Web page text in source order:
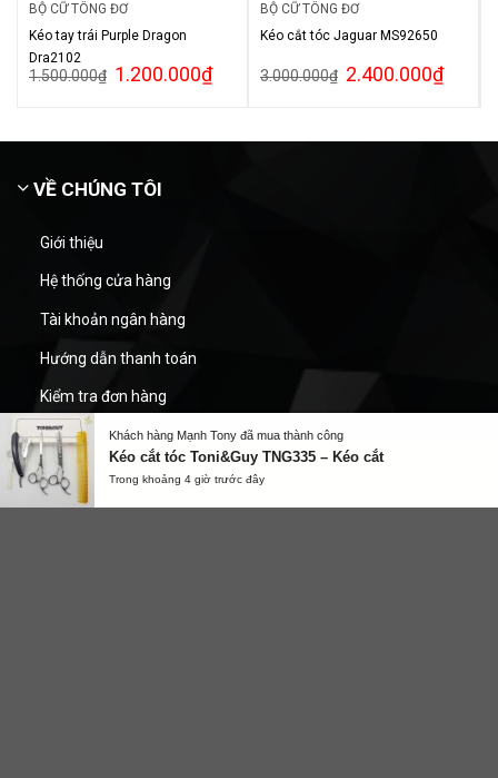
BỘ CỮ TÔNG ĐƠ
Kéo tay trái Purple Dragon
Dra2102
1.500.000₫ 1.200.000₫
BỘ CỮ TÔNG ĐƠ
Kéo cắt tóc Jaguar MS92650
3.000.000₫ 2.400.000₫
VỀ CHÚNG TÔI
Giới thiệu
Hệ thống cửa hàng
Tài khoản ngân hàng
Hướng dẫn thanh toán
Kiểm tra đơn hàng
Liên hệ
Gọi điện Nhắn tin